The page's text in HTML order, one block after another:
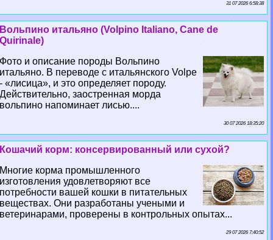
31 07 2026 6:58:38
Вольпино итальяно (Volpino Italiano, Cane de
Quirinale)
Фото и описание породы Вольпино
итальяно. В переводе с итальянского Volpe
- «лисица», и это определяет породу.
Действительно, заостренная морда
вольпино напоминает лисью....
30 07 2026 18:35:20
Кошачий корм: консервированный или сухой?
Многие корма промышленного
изготовления удовлетворяют все
потребности вашей кошки в питательных
веществах. Они разработаны учеными и
ветеринарами, проверены в контрольных опытах...
29 07 2026 7:40:52